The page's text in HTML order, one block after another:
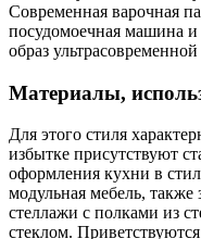
Современная варочная
посудомоечная машина и
образ
Материалы,
Для этого стиля
избытке присутствуют
оформления кухни в
модульная мебель, также
стеллажи с полками из
стеклом.